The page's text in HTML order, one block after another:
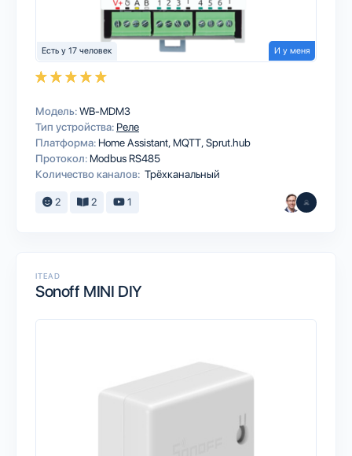
Есть у 17 человек И у меня
Модель:WB-MDM3
Тип устройства: Реле
Платформа: Home Assistant MQTTSprut.hub
Протокол: Modbus RS485
Количество каналов: Трёхканальный
2 2 1
ITEAD
Sonoff MINI DIY